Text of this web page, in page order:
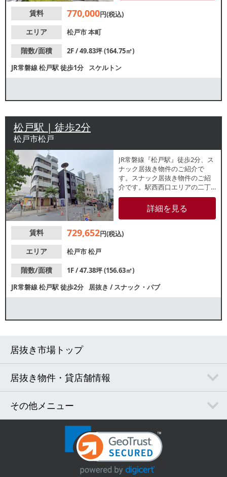
業中です。駅前好立地のテナン
賃料 770,000円(税込)
エリア
松戸市本町
階数/面積
2F / 49.83坪 (164.75㎡)
JR常磐線松戸駅徒歩1分 スケルトン
松戸駅 | 徒歩2分
松戸市松戸
JR常磐線『松戸駅』徒歩2分、ス
ナック居抜き物件のご紹介で
す。スナック居抜き物件のご紹
介です。駅西西口エリアの二丁
目中通り沿い1階店舗！スケルト
ン状態での引き渡し希望もご相
談可能です。重飲食のご相談も
合せください。
詳細を見る
賃料 729,652円(税込)
エリア
松戸市松戸
階数/面積
1F / 47.38坪 (156.63㎡)
JR常磐線松戸駅徒歩2分 居抜き /スナック・パブ
居抜き市場トップ
居抜き物件・貸店舗情報
その他メニュー